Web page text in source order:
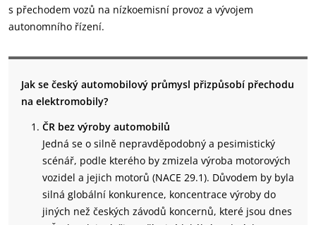
s přechodem vozů na nízkoemisní provoz a vývojem
autonomního řízení.
Jak se český automobilový průmysl přizpůsobí přechodu
na elektromobily?
ČR bez výroby automobilů
Jedná se o silně nepravděpodobný a pesimistický
scénář, podle kterého by zmizela výroba motorových
vozidel a jejich motorů (NACE 29.1). Důvodem by byla
silná globální konkurence, koncentrace výroby do
jiných než českých závodů koncernů, které jsou dnes